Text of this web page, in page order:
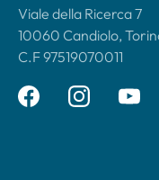
Viale della Ricerca 7
10060 Candiolo,
C.F 97519070011